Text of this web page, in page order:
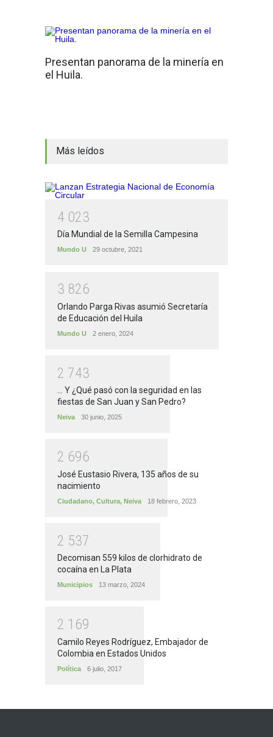
Presentan panorama de la minería en
el Huila.
Más leídos
4 023
Día Mundial de la Semilla Campesina
Mundo U 29 octubre, 2021
3 826
Orlando Parga Rivas asumió Secretaría
de Educación del Huila
Mundo U 2 enero, 2024
2 743
... Y ¿Qué pasó con la seguridad en las
fiestas de San Juan y San Pedro?
Neiva 30 junio, 2025
2 696
José Eustasio Rivera, 135 años de su
nacimiento
Ciudadano, Cultura, Neiva 18 febrero, 2023
2 537
Decomisan 559 kilos de clorhidrato de
cocaína en La Plata
Municipios 13 marzo, 2024
2 1 69
Camilo Reyes Rodríguez, Embajador de
Colombia en Estados Unidos
Política 6 julio, 2017